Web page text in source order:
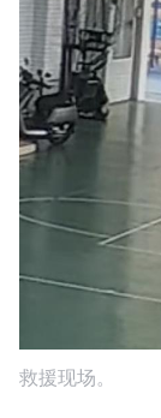
救援现场。